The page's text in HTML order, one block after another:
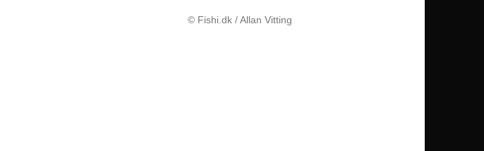
© Fishi.dk / Allan Vitting